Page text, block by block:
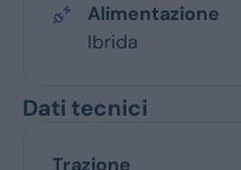
Alimentazione
Ibrida
Dati tecnici
Trazione